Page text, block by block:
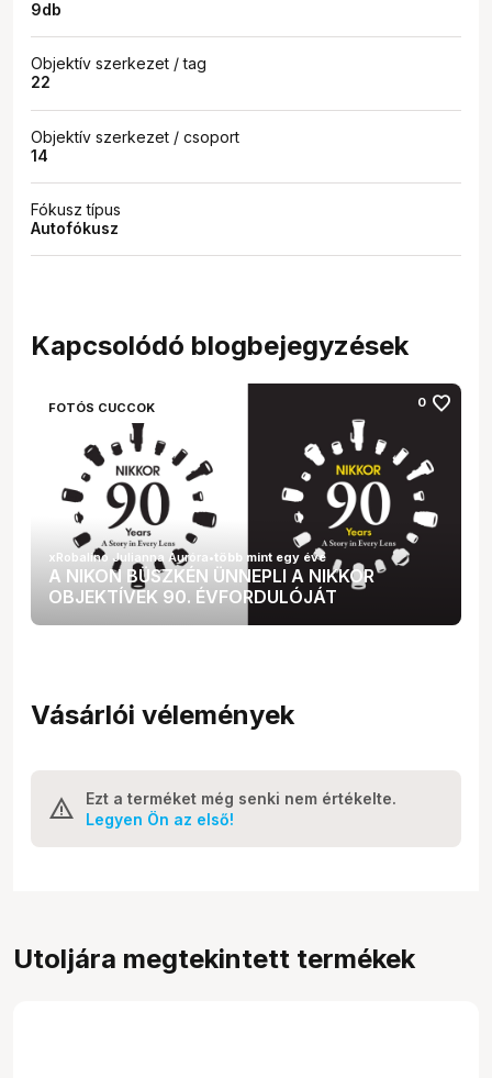
9db
Objektív szerkezet / tag
22
Objektív szerkezet / csoport
14
Fókusz típus
Autofókusz
Kapcsolódó blogbejegyzések
FOTÓS CUCCOK 0 favorite
A NIKON BÜSZKÉN ÜNNEPLI A NIKKOR
OBJEKTÍVEK 90. ÉVFORDULÓJÁT
xRobalino Julianna Auróra•több mint egy éve
Vásárlói vélemények
Ezt a terméket még senki nem értékelte.
Legyen Ön az első!
Utoljára megtekintett termékek